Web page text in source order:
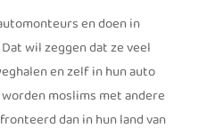
en doen in
wil zeggen dat ze veel
en zelf in hun auto
moslims met andere
dan in hun land van